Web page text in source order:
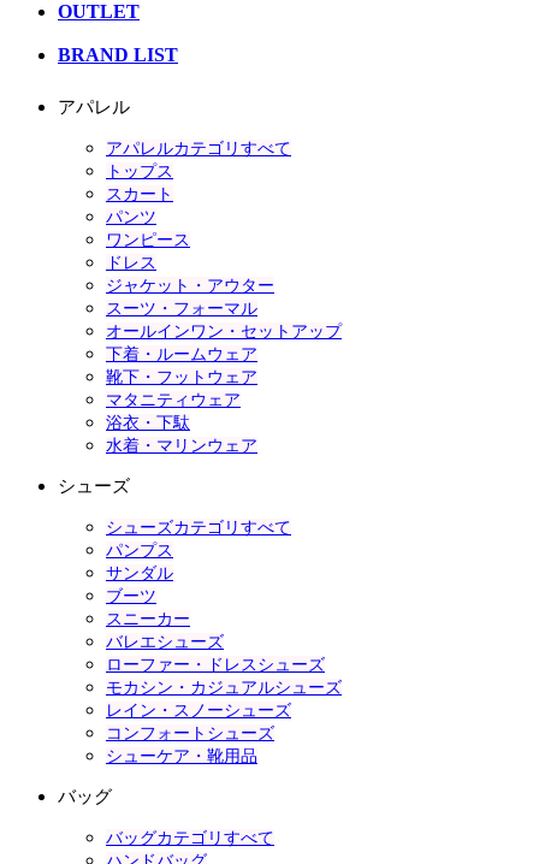
OUTLET
BRAND LIST
アパレル
アパレルカテゴリすべて
トップス
スカート
パンツ
ワンピース
ドレス
ジャケット・アウター
スーツ・フォーマル
オールインワン・セットアップ
下着・ルームウェア
靴下・フットウェア
マタニティウェア
浴衣・下駄
水着・マリンウェア
シューズ
シューズカテゴリすべて
パンプス
サンダル
ブーツ
スニーカー
バレエシューズ
ローファー・ドレスシューズ
モカシン・カジュアルシューズ
レイン・スノーシューズ
コンフォートシューズ
シューケア・靴用品
バッグ
バッグカテゴリすべて